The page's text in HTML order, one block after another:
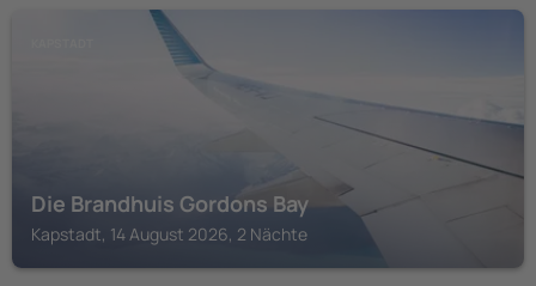
Die Brandhuis Gordons Bay
Kapstadt, 14 August 2026, 2 Nächte